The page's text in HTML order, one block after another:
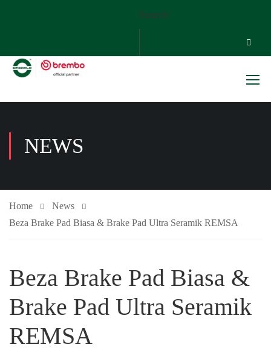
Search
NEWS
Home
News
Beza Brake Pad Biasa & Brake Pad Ultra Seramik REMSA
Beza Brake Pad Biasa &
Brake Pad Ultra Seramik
REMSA